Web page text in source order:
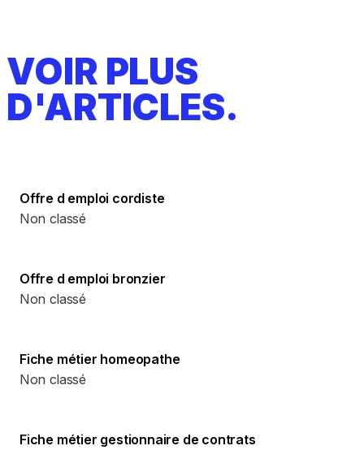
VOIR PLUS
D'ARTICLES.
Offre d emploi cordiste
Non classé
Offre d emploi bronzier
Non classé
Fiche métier homeopathe
Non classé
Fiche métier gestionnaire de contrats